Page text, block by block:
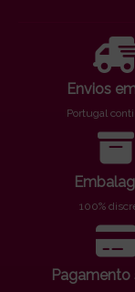
Envios
Portugal
100%
Pagamento